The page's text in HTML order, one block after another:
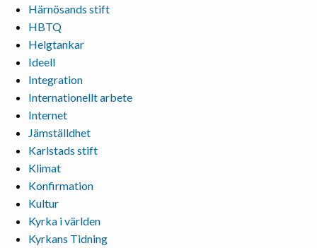
Härnösands stift
HBTQ
Helgtankar
Ideell
Integration
Internationellt arbete
Internet
Jämställdhet
Karlstads stift
Klimat
Konfirmation
Kultur
Kyrka i världen
Kyrkans Tidning